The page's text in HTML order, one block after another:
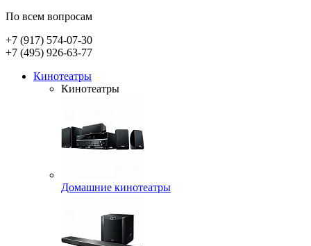
По всем вопросам
+7 (917) 574-07-30
+7 (495) 926-63-77
Кинотеатры
Кинотеатры
Домашние кинотеатры